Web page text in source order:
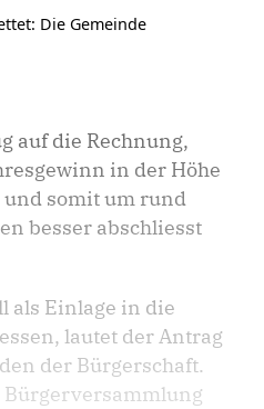
Die Gemeinde
auf die Rechnung,
in der Höhe
somit um rund
besser abschliesst
als Einlage in die
lautet der Antrag
der Bürgerschaft.